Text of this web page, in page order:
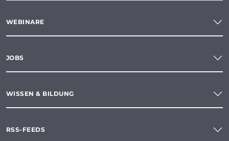
WEBINARE
JOBS
WISSEN & BILDUNG
RSS-FEEDS